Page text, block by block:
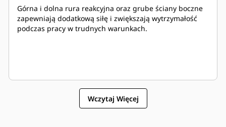
Górna i dolna rura reakcyjna oraz grube ściany boczne
zapewniają dodatkową siłę i zwiększają wytrzymałość
podczas pracy w trudnych warunkach.
Wczytaj Więcej